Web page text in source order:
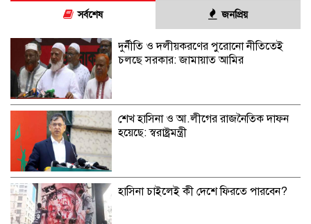
সর্বশেষ জনপ্রিয়
দুর্নীতি ও দলীয়করণের পুরোনো নীতিতেই
চলছে সরকার: জামায়াত আমির
শেখ হাসিনা ও আ.লীগের রাজনৈতিক দাফন
হয়েছে: স্বরাষ্ট্রমন্ত্রী
হাসিনা চাইলেই কী দেশে ফিরতে পারবেন?